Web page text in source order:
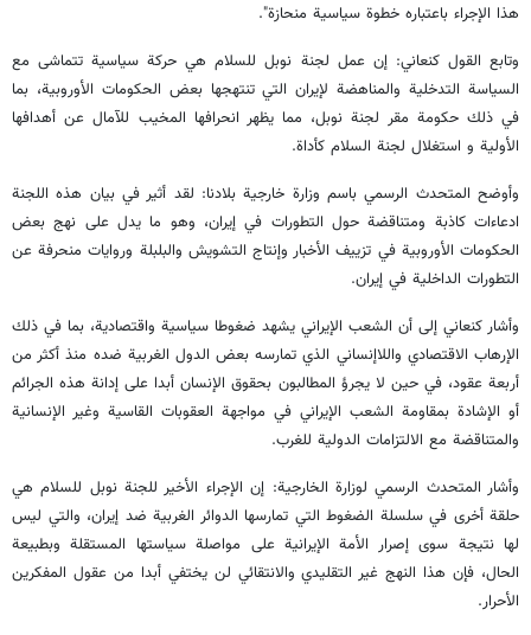
هذا الإجراء باعتباره خطوة سياسية منحازة".
وتابع القول كنعاني: إن عمل لجنة نوبل للسلام هي حركة سياسية تتماشى مع
السياسة التدخلية والمناهضة لإيران التي تنتهجها بعض الحكومات الأوروبية، بما
في ذلك حكومة مقر لجنة نوبل، مما يظهر انحرافها المخيب للآمال عن أهدافها
الأولية و استغلال لجنة السلام كأداة.
وأوضح المتحدث الرسمي باسم وزارة خارجية بلادنا: لقد أثير في بيان هذه اللجنة
ادعاءات كاذبة ومتناقضة حول التطورات في إيران، وهو ما يدل على نهج بعض
الحكومات الأوروبية في تزييف الأخبار وإنتاج التشويش والبلبلة وروايات منحرفة عن
التطورات الداخلية في إيران.
وأشار كنعاني إلى أن الشعب الإيراني يشهد ضغوطا سياسية واقتصادية، بما في ذلك
الإرهاب الاقتصادي واللاإنساني الذي تمارسه بعض الدول الغربية ضده منذ أكثر من
أربعة عقود، في حين لا يجرؤ المطالبون بحقوق الإنسان أبدا على إدانة هذه الجرائم
أو الإشادة بمقاومة الشعب الإيراني في مواجهة العقوبات القاسية وغير الإنسانية
والمتناقضة مع الالتزامات الدولية للغرب.
وأشار المتحدث الرسمي لوزارة الخارجية: إن الإجراء الأخير للجنة نوبل للسلام هي
حلقة أخرى في سلسلة الضغوط التي تمارسها الدوائر الغربية ضد إيران، والتي ليس
لها نتيجة سوى إصرار الأمة الإيرانية على مواصلة سياستها المستقلة وبطبيعة
الحال، فإن هذا النهج غير التقليدي والانتقائي لن يختفي أبدا من عقول المفكرين
الأحرار.